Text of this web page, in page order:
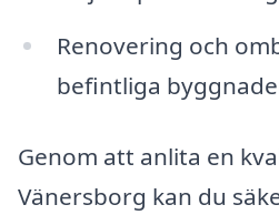
Renovering och
befintliga
Genom att anlita en
Vänersborg kan du